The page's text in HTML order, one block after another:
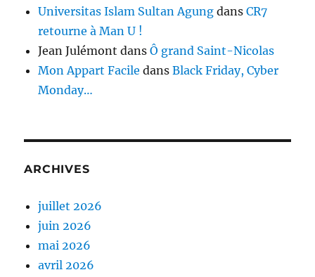
Universitas Islam Sultan Agung dansCR7
retourne à Man U !
Jean Julémont dansÔ grand Saint-Nicolas
Mon Appart Facile dansBlack Friday, Cyber
Monday…
ARCHIVES
juillet 2026
juin 2026
mai 2026
avril 2026